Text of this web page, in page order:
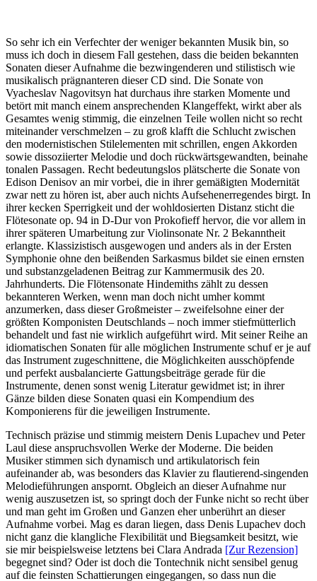
So sehr ich ein Verfechter der weniger bekannten Musik bin, so
muss ich doch in diesem Fall gestehen, dass die beiden bekannten
Sonaten dieser Aufnahme die bezwingenderen und stilistisch wie
musikalisch prägnanteren dieser CD sind. Die Sonate von
Vyacheslav Nagovitsyn hat durchaus ihre starken Momente und
betört mit manch einem ansprechenden Klangeffekt, wirkt aber als
Gesamtes wenig stimmig, die einzelnen Teile wollen nicht so recht
miteinander verschmelzen – zu groß klafft die Schlucht zwischen
den modernistischen Stilelementen mit schrillen, engen Akkorden
sowie dissoziierter Melodie und doch rückwärtsgewandten, beinahe
tonalen Passagen. Recht bedeutungslos plätscherte die Sonate von
Edison Denisov an mir vorbei, die in ihrer gemäßigten Modernität
zwar nett zu hören ist, aber auch nichts Aufsehenerregendes birgt. In
ihrer kecken Sperrigkeit und der wohldosierten Distanz sticht die
Flötesonate op. 94 in D-Dur von Prokofieff hervor, die vor allem in
ihrer späteren Umarbeitung zur Violinsonate Nr. 2 Bekanntheit
erlangte. Klassizistisch ausgewogen und anders als in der Ersten
Symphonie ohne den beißenden Sarkasmus bildet sie einen ernsten
und substanzgeladenen Beitrag zur Kammermusik des 20.
Jahrhunderts. Die Flötensonate Hindemiths zählt zu dessen
bekannteren Werken, wenn man doch nicht umher kommt
anzumerken, dass dieser Großmeister – zweifelsohne einer der
größten Komponisten Deutschlands – noch immer stiefmütterlich
behandelt und fast nie wirklich aufgeführt wird. Mit seiner Reihe an
idiomatischen Sonaten für alle möglichen Instrumente schuf er je auf
das Instrument zugeschnittene, die Möglichkeiten ausschöpfende
und perfekt ausbalancierte Gattungsbeiträge gerade für die
Instrumente, denen sonst wenig Literatur gewidmet ist; in ihrer
Gänze bilden diese Sonaten quasi ein Kompendium des
Komponierens für die jeweiligen Instrumente.
Technisch präzise und stimmig meistern Denis Lupachev und Peter
Laul diese anspruchsvollen Werke der Moderne. Die beiden
Musiker stimmen sich dynamisch und artikulatorisch fein
aufeinander ab, was besonders das Klavier zu flautierend-singenden
Melodieführungen anspornt. Obgleich an dieser Aufnahme nur
wenig auszusetzen ist, so springt doch der Funke nicht so recht über
und man geht im Großen und Ganzen eher unberührt an dieser
Aufnahme vorbei. Mag es daran liegen, dass Denis Lupachev doch
nicht ganz die klangliche Flexibilität und Biegsamkeit besitzt, wie
sie mir beispielsweise letztens bei Clara Andrada [Zur Rezension]
begegnet sind? Oder ist doch die Tontechnik nicht sensibel genug
auf die feinsten Schattierungen eingegangen, so dass nun die